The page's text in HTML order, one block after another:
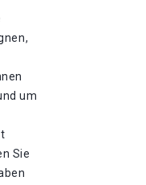
um
Sie